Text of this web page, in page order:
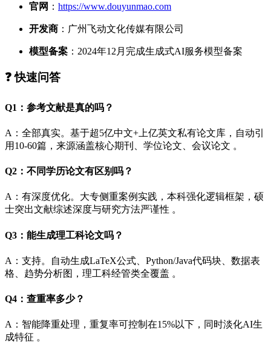
官网 ： https://www.douyunmao.com
开发商 ：广州飞动文化传媒有限公司
模型备案 ：2024年12月完成生成式AI服务模型备案
❓ 快速问答
Q1：参考文献是真的吗？
A：全部真实。基于超5亿中文+上亿英文私有论文库，自动引
用10-60篇，来源涵盖核心期刊、学位论文、会议论文 。
Q2：不同学历论文有区别吗？
A：有深度优化。大专侧重案例实践，本科强化逻辑框架，硕
士突出文献综述深度与研究方法严谨性 。
Q3：能生成理工科论文吗？
A：支持。自动生成LaTeX公式、Python/Java代码块、数据表
格、趋势分析图，理工科经管类全覆盖 。
Q4：查重率多少？
A：智能降重处理，重复率可控制在15%以下，同时淡化AI生
成特征 。